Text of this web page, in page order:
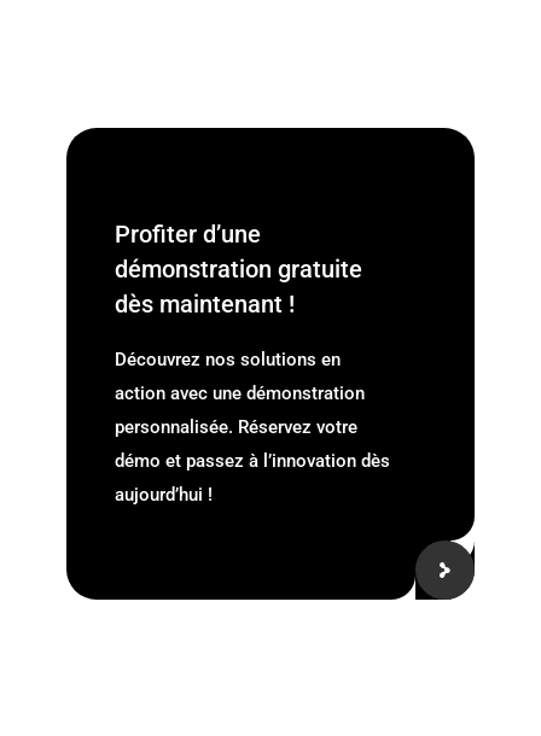
Profiter d’une
démonstration gratuite
dès maintenant !
Découvrez nos solutions en
action avec une démonstration
personnalisée. Réservez votre
démo et passez à l’innovation dès
aujourd’hui !